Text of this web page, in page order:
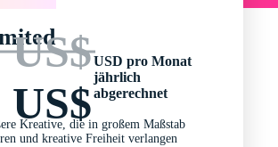
US$
US$
USD pro Monat
jährlich
abgerechnet
Kreative, die in großem Maßstab
und kreative Freiheit verlangen